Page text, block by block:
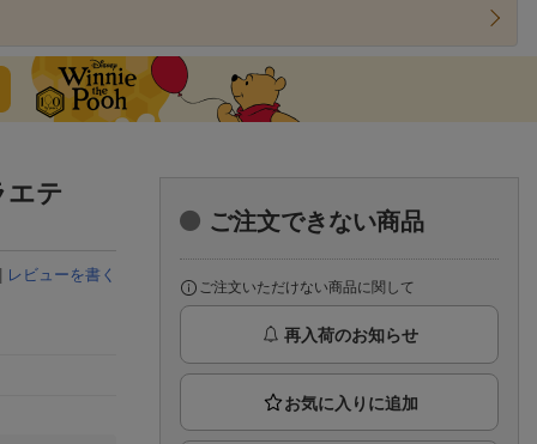
楽天チケット
エンタメニュース
推し楽
テ
| レビューを書く
ご注文できない商品
ご注文いただけない商品に関して
再入荷のお知らせ